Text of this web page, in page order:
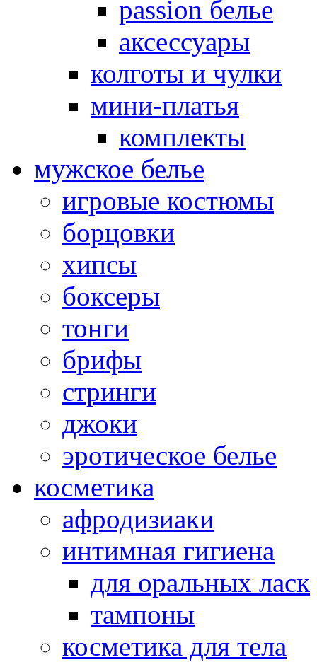
passion белье
аксессуары
колготы и чулки
мини-платья
комплекты
мужское белье
игровые костюмы
борцовки
хипсы
боксеры
тонги
брифы
стринги
джоки
эротическое белье
косметика
афродизиаки
интимная гигиена
для оральных ласк
тампоны
косметика для тела